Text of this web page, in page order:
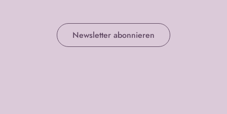
Newsletter abonnieren